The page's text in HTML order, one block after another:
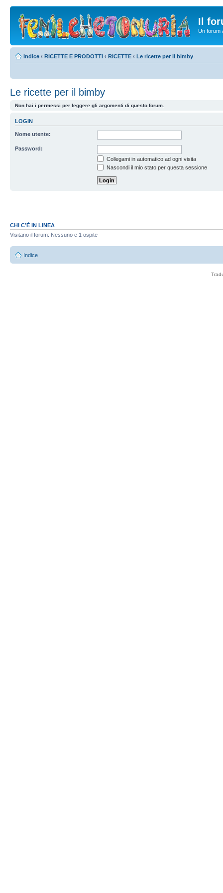
Il
Un forum
Indice ‹ RICETTE E PRODOTTI ‹ RICETTE ‹ Le ricette per il bimby
Le ricette per il bimby
Non hai i permessi per leggere gli argomenti di questo forum.
LOGIN
Nome utente:
Password:
Collegami in automatico ad ogni visita
Nascondi il mio stato per questa sessione
CHI C’È IN LINEA
Visitano il forum: Nessuno e 1 ospite
Indice